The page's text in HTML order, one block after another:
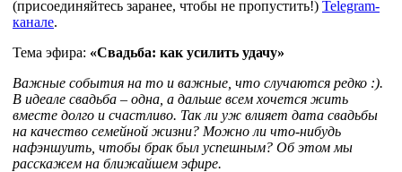
(присоединяйтесь заранее, чтобы не пропустить!) Telegram-
канале.
Тема эфира: «Свадьба: как усилить удачу»
Важные события на то и важные, что случаются редко :).
В идеале свадьба – одна, а дальше всем хочется жить
вместе долго и счастливо. Так ли уж влияет дата свадьбы
на качество семейной жизни? Можно ли что-нибудь
нафэншуить, чтобы брак был успешным? Об этом мы
расскажем на ближайшем эфире.